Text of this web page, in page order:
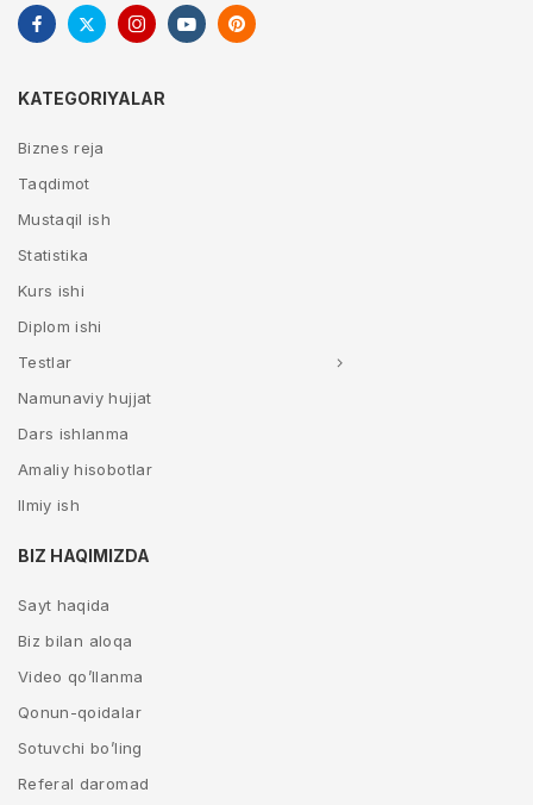
KATEGORIYALAR
Biznes reja
Taqdimot
Mustaqil ish
Statistika
Kurs ishi
Diplom ishi
Testlar
Namunaviy hujjat
Dars ishlanma
Amaliy hisobotlar
Ilmiy ish
BIZ HAQIMIZDA
Sayt haqida
Biz bilan aloqa
Video qo’llanma
Qonun-qoidalar
Sotuvchi bo’ling
Referal daromad